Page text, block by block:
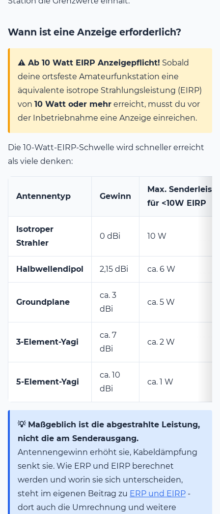
Wann ist eine Anzeige erforderlich?
⚠️ Ab 10 Watt EIRP Anzeigepflicht! Sobald
deine ortsfeste Amateurfunkstation eine
äquivalente isotrope Strahlungsleistung (EIRP)
von 10 Watt oder mehr erreicht, musst du vor
der Inbetriebnahme eine Anzeige einreichen.
Die 10-Watt-EIRP-Schwelle wird schneller erreicht
als viele denken:
Antennentyp Gewinn
Max.
für <10W EIRP
Isotroper
Strahler
0 dBi 10 W
Halbwellendipol 2,15 dBi ca. 6 W
Groundplane
ca. 3
dBi
ca. 5 W
3-Element-Yagi
ca. 7
dBi
ca. 2 W
5-Element-Yagi
ca. 10
dBi
ca. 1 W
💡 Maßgeblich ist die abgestrahlte Leistung,
nicht die am Senderausgang.
Antennengewinn erhöht sie, Kabeldämpfung
senkt sie. Wie ERP und EIRP berechnet
werden und worin sie sich unterscheiden,
steht im eigenen Beitrag zu ERP und EIRP -
dort auch die Umrechnung und weitere